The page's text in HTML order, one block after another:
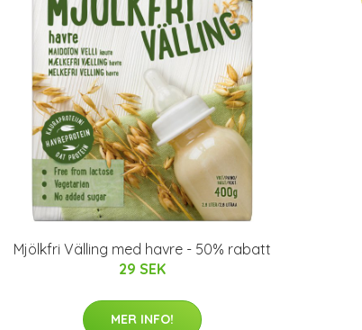
Mjölkfri Välling med havre - 50% rabatt
29 SEK
MER INFO!